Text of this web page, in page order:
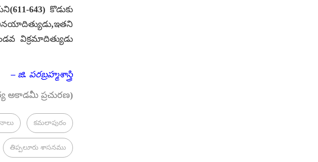
643) కొడుకు
విక్రమాదిత్యుడు
– జి. పరబ్రహ్మశాస్త్
అకాడమీ ప్రచురణ)
కమలాపురం
తిప్పలూరు శాసనము